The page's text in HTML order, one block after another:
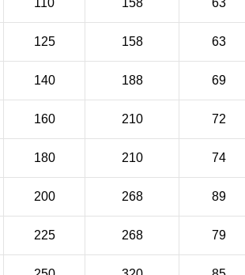
110 158 63
125 158 63
140 188 69
160 210 72
180 210 74
200 268 89
225 268 79